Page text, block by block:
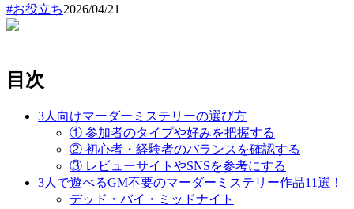
#お役立ち2026/04/21
目次
3人向けマーダーミステリーの選び方
① 参加者のタイプや好みを把握する
② 初心者・経験者のバランスを確認する
③ レビューサイトやSNSを参考にする
3人で遊べるGM不要のマーダーミステリー作品11選！
デッド・バイ・ミッドナイト